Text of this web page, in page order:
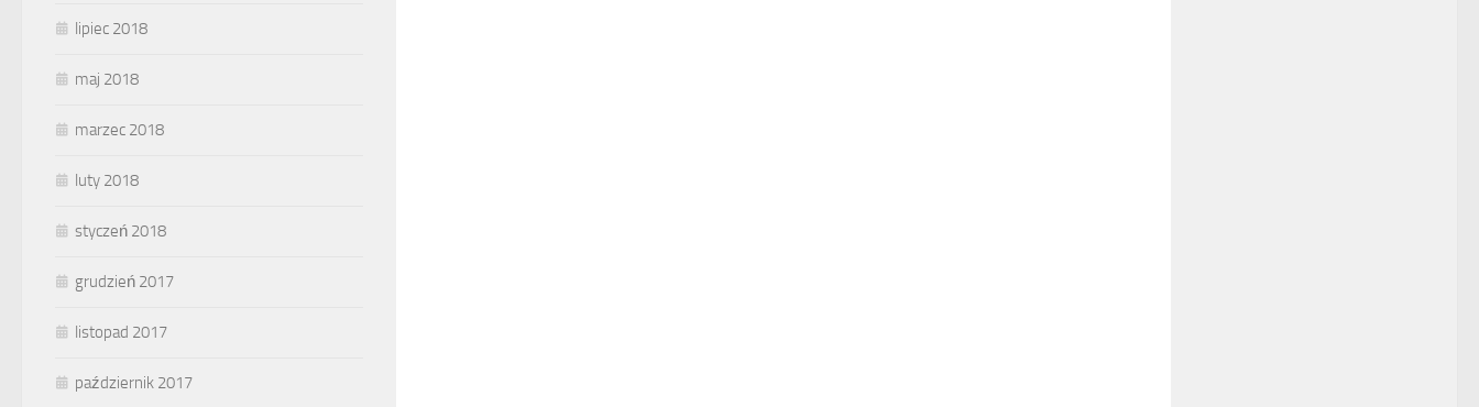
lipiec 2018
maj 2018
marzec 2018
luty 2018
styczeń 2018
grudzień 2017
listopad 2017
październik 2017